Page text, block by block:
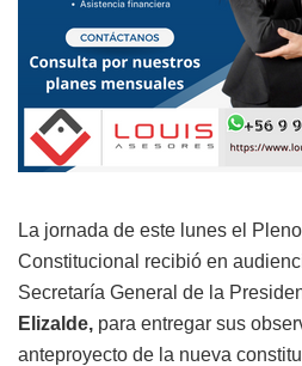
La jornada de este lunes el
Constitucional recibió en
Secretaría General de la
Elizalde, para entregar sus
anteproyecto de la nueva